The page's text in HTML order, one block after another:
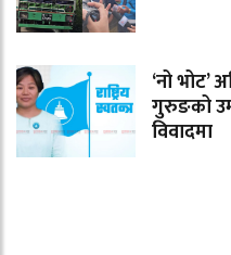
‘नो भोट’
गुरुङको
विवादमा